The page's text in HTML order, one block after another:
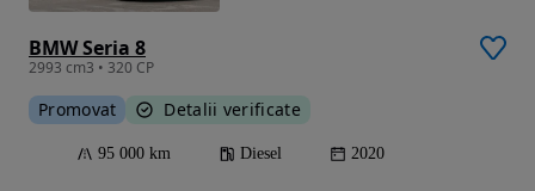
BMW Seria 8
2993 cm3 • 320 CP
Promovat Detalii verificate
95 000 km Diesel 2020